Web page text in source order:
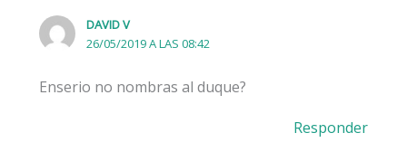
DAVID V
26/05/2019 A LAS 08:42
Enserio no nombras al duque?
Responder